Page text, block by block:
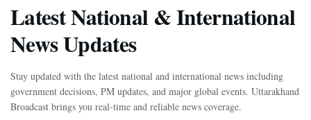
Latest National & International
News Updates
Stay updated with the latest national and international news including
government decisions, PM updates, and major global events. Uttarakhand
Broadcast brings you real-time and reliable news coverage.